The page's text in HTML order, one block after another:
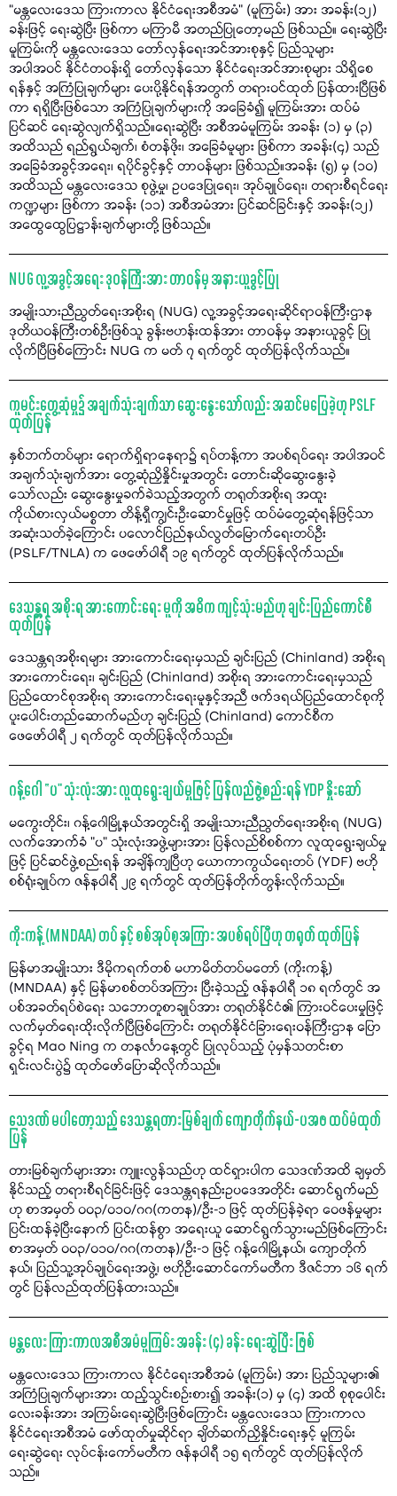
“မန္တလေးဒေသ ကြားကာလ နိုင်ငံရေးအစီအမံ” (မူကြမ်း) အား အခန်း(၁၂)
ခန်းဖြင့် ရေးဆွဲပြီး ဖြစ်ကာ မကြာမီ အတည်ပြုတော့မည် ဖြစ်သည်။ ရေးဆွဲပြီး
မူကြမ်းကို မန္တလေးဒေသ တော်လှန်ရေးအင်အားစုနှင့် ပြည်သူများ
အပါအဝင် နိုင်ငံတဝန်းရှိ တော်လှန်သော နိုင်ငံရေးအင်အားစုများ သိရှိစေ
ရန်နှင့် အကြံပြုချက်များ ပေးပို့နိုင်ရန်အတွက် တရားဝင်ထုတ် ပြန်ထားပြီဖြစ်
ကာ ရရှိပြီးဖြစ်သော အကြံပြုချက်များကို အခြေခံ၍ မူကြမ်းအား ထပ်မံ
ပြင်ဆင် ရေးဆွဲလျက်ရှိသည်။ရေးဆွဲပြီး အစီအမံမူကြမ်း အခန်း (၁) မှ (၃)
အထိသည် ရည်ရွယ်ချက်၊ စံတန်ဖိုး၊ အခြေခံမူများ ဖြစ်ကာ အခန်း(၄) သည်
အခြေခံအခွင့်အရေး၊ ရပိုင်ခွင့်နှင့် တာဝန်များ ဖြစ်သည်။အခန်း (၅) မှ (၁၀)
အထိသည် မန္တလေးဒေသ စုဖွဲ့မှု၊ ဥပဒေပြုရေး၊ အုပ်ချုပ်ရေး၊ တရားစီရင်ရေး
ကဏ္ဍများ ဖြစ်ကာ အခန်း (၁၁) အစီအမံအား ပြင်ဆင်ခြင်းနှင့် အခန်း(၁၂)
အထွေထွေပြဋ္ဌာန်းချက်များတို့ ဖြစ်သည်။
NUG လူ့အခွင့်အရေး ဒုဝန်ကြီးအား တာဝန်မှ အနားယူခွင့်ပြု
အမျိုးသားညီညွတ်ရေးအစိုးရ (NUG) လူ့အခွင့်အရေးဆိုင်ရာဝန်ကြီးဌာန
ဒုတိယဝန်ကြီးတစ်ဦးဖြစ်သူ ခွန်းဗဟန်းထန်အား တာဝန်မှ အနားယူခွင့် ပြု
လိုက်ပြီဖြစ်ကြောင်း NUG က မတ် ၇ ရက်တွင် ထုတ်ပြန်လိုက်သည်။
ကူမင်းတွေ့ဆုံမှု၌ အချက်သုံးချက်သာ ဆွေးနွေးသော်လည်း အဆင်မပြေခဲ့ဟု PSLF
ထုတ်ပြန်
နှစ်ဘက်တပ်များ ရောက်ရှိရာနေရာ၌ ရပ်တန့်ကာ အပစ်ရပ်ရေး အပါအဝင်
အချက်သုံးချက်အား တွေ့ဆုံညှိနှိုင်းမှုအတွင်း တောင်းဆိုဆွေးနွေးခဲ့
သော်လည်း ဆွေးနွေးမှုခက်ခဲသည့်အတွက် တရုတ်အစိုးရ အထူး
ကိုယ်စားလှယ်မစ္စတာ တိန့်ရှီကျွင်းဦးဆောင်မှုဖြင့် ထပ်မံတွေ့ဆုံရန်ဖြင့်သာ
အဆုံးသတ်ခဲ့ကြောင်း ပလောင်ပြည်နယ်လွတ်မြောက်ရေးတပ်ဦး
(PSLF/TNLA) က ဖေဖော်ဝါရီ ၁၉ ရက်တွင် ထုတ်ပြန်လိုက်သည်။
ဒေသန္တရ အစိုးရ အားကောင်းရေး မူကို အဓိက ကျင့်သုံးမည်ဟု ချင်းပြည်ကောင်စီ
ထုတ်ပြန်
ဒေသန္တရအစိုးရများ အားကောင်းရေးမှသည် ချင်းပြည် (Chinland) အစိုးရ
အားကောင်းရေး၊ ချင်းပြည် (Chinland) အစိုးရ အားကောင်းရေးမှသည်
ပြည်ထောင်စုအစိုးရ အားကောင်းရေးမူနှင့်အညီ ဖက်ဒရယ်ပြည်ထောင်စုကို
ပူးပေါင်းတည်ဆောက်မည်ဟု ချင်းပြည် (Chinland) ကောင်စီက
ဖေဖော်ဝါရီ ၂ ရက်တွင် ထုတ်ပြန်လိုက်သည်။
ဂန့်ဂေါ “ပ" သုံးလုံးအား လူထုရွေးချယ်မှုဖြင့် ပြန်လည်ဖွဲ့စည်းရန် YDP နှိုးဆော်
မကွေးတိုင်း၊ ဂန့်ဂေါမြို့နယ်အတွင်းရှိ အမျိုးသားညီညွတ်ရေးအစိုးရ (NUG)
လက်အောက်ခံ "ပ" သုံးလုံးအဖွဲ့များအား ပြန်လည်စိစစ်ကာ လူထုရွေးချယ်မှု
ဖြင့် ပြင်ဆင်ဖွဲ့စည်းရန် အချိန်ကျပြီဟု ယောကာကွယ်ရေးတပ် (YDF) ဗဟို
စစ်ရုံးချုပ်က ဇန်နဝါရီ ၂၉ ရက်တွင် ထုတ်ပြန်တိုက်တွန်းလိုက်သည်။
ကိုးကန့် (MNDAA) တပ် နှင့် စစ်အုပ်စုအကြား အပစ်ရပ်ပြီဟု တရုတ် ထုတ်ပြန်
မြန်မာအမျိုးသား ဒီမိုကရက်တစ် မဟာမိတ်တပ်မတော် (ကိုးကန့်)
(MNDAA) နှင့် မြန်မာစစ်တပ်အကြား ပြီးခဲ့သည့် ဇန်နဝါရီ ၁၈ ရက်တွင် အ
ပစ်အခတ်ရပ်စဲရေး သဘောတူစာချုပ်အား တရုတ်နိုင်ငံ၏ ကြားဝင်ပေးမှုဖြင့်
လက်မှတ်ရေးထိုးလိုက်ပြီဖြစ်ကြောင်း တရုတ်နိုင်ငံခြားရေးဝန်ကြီးဌာန ပြော
ခွင့်ရ Mao Ning က တနင်္လာနေ့တွင် ပြုလုပ်သည့် ပုံမှန်သတင်းစာ
ရှင်းလင်းပွဲ၌ ထုတ်ဖော်ပြောဆိုလိုက်သည်။
သေဒဏ် မပါတော့သည့် ဒေသန္တရတားမြစ်ချက် ကျောတိုက်နယ်-ပအဖ ထပ်မံထုတ်
ပြန်
တားမြစ်ချက်များအား ကျူးလွန်သည်ဟု ထင်ရှားပါက သေဒဏ်အထိ ချမှတ်
နိုင်သည့် တရားစီရင်ခြင်းဖြင့် ဒေသန္တရနည်းဥပဒေအတိုင်း ဆောင်ရွက်မည်
ဟု စာအမှတ် ၀၀၃/၀၁၀/ဂဂ(ကတန)/ဦး-၁ ဖြင့် ထုတ်ပြန်ခဲ့ရာ ဝေဖန်မှုများ
ပြင်းထန်ခဲ့ပြီးနောက် ပြင်းထန်စွာ အရေးယူ ဆောင်ရွက်သွားမည်ဖြစ်ကြောင်း
စာအမှတ် ၀၀၃/၀၁၀/ဂဂ(ကတန)/ဦး-၁ ဖြင့် ဂန့်ဂေါမြို့နယ်၊ ကျောတိုက်
နယ်၊ ပြည်သူ့အုပ်ချုပ်ရေးအဖွဲ့၊ ဗဟိုဦးဆောင်ကော်မတီက ဒီဇင်ဘာ ၁၆ ရက်
တွင် ပြန်လည်ထုတ်ပြန်ထားသည်။
မန္တလေး ကြားကာလအစီအမံမူကြမ်း အခန်း (၄) ခန်း ရေးဆွဲပြီး ဖြစ်
မန္တလေးဒေသ ကြားကာလ နိုင်ငံရေးအစီအမံ (မူကြမ်း) အား ပြည်သူများ၏
အကြံပြုချက်များအား ထည့်သွင်းစဉ်းစား၍ အခန်း(၁) မှ (၄) အထိ စုစုပေါင်း
လေးခန်းအား အကြမ်းရေးဆွဲပြီးဖြစ်ကြောင်း မန္တလေးဒေသ ကြားကာလ
နိုင်ငံရေးအစီအမံ ဖော်ထုတ်မှုဆိုင်ရာ ချိတ်ဆက်ညှိနှိုင်းရေးနှင့် မူကြမ်း
ရေးဆွဲရေး လုပ်ငန်းကော်မတီက ဇန်နဝါရီ ၁၅ ရက်တွင် ထုတ်ပြန်လိုက်
သည်။